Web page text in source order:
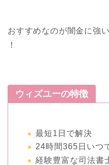
おすすめなのが闇金に強い
！
ウィズユーの特徴
最短1日で解決
24時間365日いつ
経験豊富な司法書